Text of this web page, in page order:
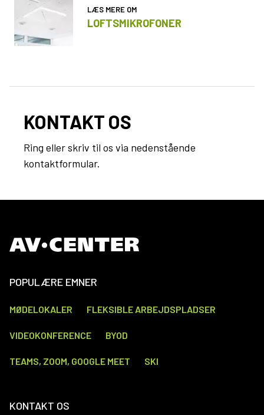
LÆS MERE OM
LOFTSMIKROFONER
KONTAKT OS
Ring eller skriv til os via nedenstående
kontaktformular.
POPULÆRE EMNER
MØDELOKALER FLEKSIBLE ARBEJDSPLADSER
VIDEOKONFERENCE BYOD
TEAMS, ZOOM, GOOGLE MEET SKI
KONTAKT OS